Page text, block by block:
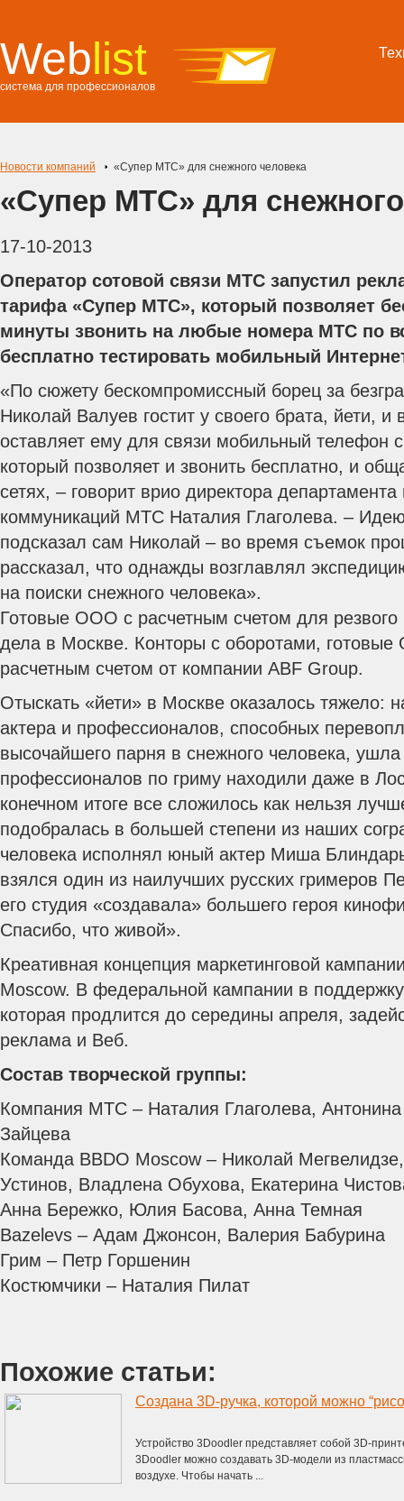
Weblist
система для профессионалов
Новости компаний «Супер МТС» для снежного человека
«Супер МТС» для
17-10-2013
Оператор сотовой связи МТС запустил
тарифа «Супер МТС», который позволяет
минуты звонить на любые номера МТС по
бесплатно тестировать мобильный
«По сюжету бескомпромиссный борец за
Николай Валуев гостит у своего брата, йети,
оставляет ему для связи мобильный
который позволяет и звонить бесплатно, и
сетях, – говорит врио директора департамента
коммуникаций МТС Наталия Глаголева. –
подсказал сам Николай – во время съемок
рассказал, что однажды возглавлял
на поиски снежного человека».
Готовые ООО с расчетным счетом для резвого
дела в Москве. Конторы с оборотами,
расчетным счетом от компании ABF Group.
Отыскать «йети» в Москве оказалось тяжело:
актера и профессионалов, способных
высочайшего парня в снежного человека,
профессионалов по гриму находили даже в
конечном итоге все сложилось как нельзя
подобралась в большей степени из наших
человека исполнял юный актер Миша
взялся один из наилучших русских гримеров
его студия «создавала» большего героя
Спасибо, что живой».
Креативная концепция маркетинговой
Moscow. В федеральной кампании в
которая продлится до середины апреля,
реклама и Веб.
Состав творческой группы:
Компания МТС – Наталия Глаголева,
Зайцева
Команда BBDO Moscow – Николай
Устинов, Владлена Обухова, Екатерина
Анна Бережко, Юлия Басова, Анна Темная
Bazelevs – Адам Джонсон, Валерия Бабурина
Грим – Петр Горшенин
Костюмчики – Наталия Пилат
Похожие статьи:
Создана 3D-ручка, которой можно
Устройство 3Doodler представляет собой 3D-
3Doodler можно создавать 3D-модели из
воздухе. Чтобы начать ...